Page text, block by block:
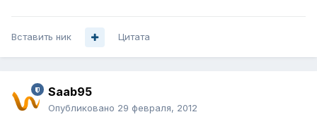
Вставить ник Цитата
Saab95
Опубликовано 29 февраля, 2012